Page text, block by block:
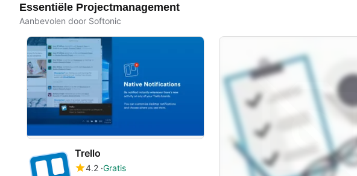
Essentiële Projectmanagement
Aanbevolen door Softonic
Trello
4.2 Gratis